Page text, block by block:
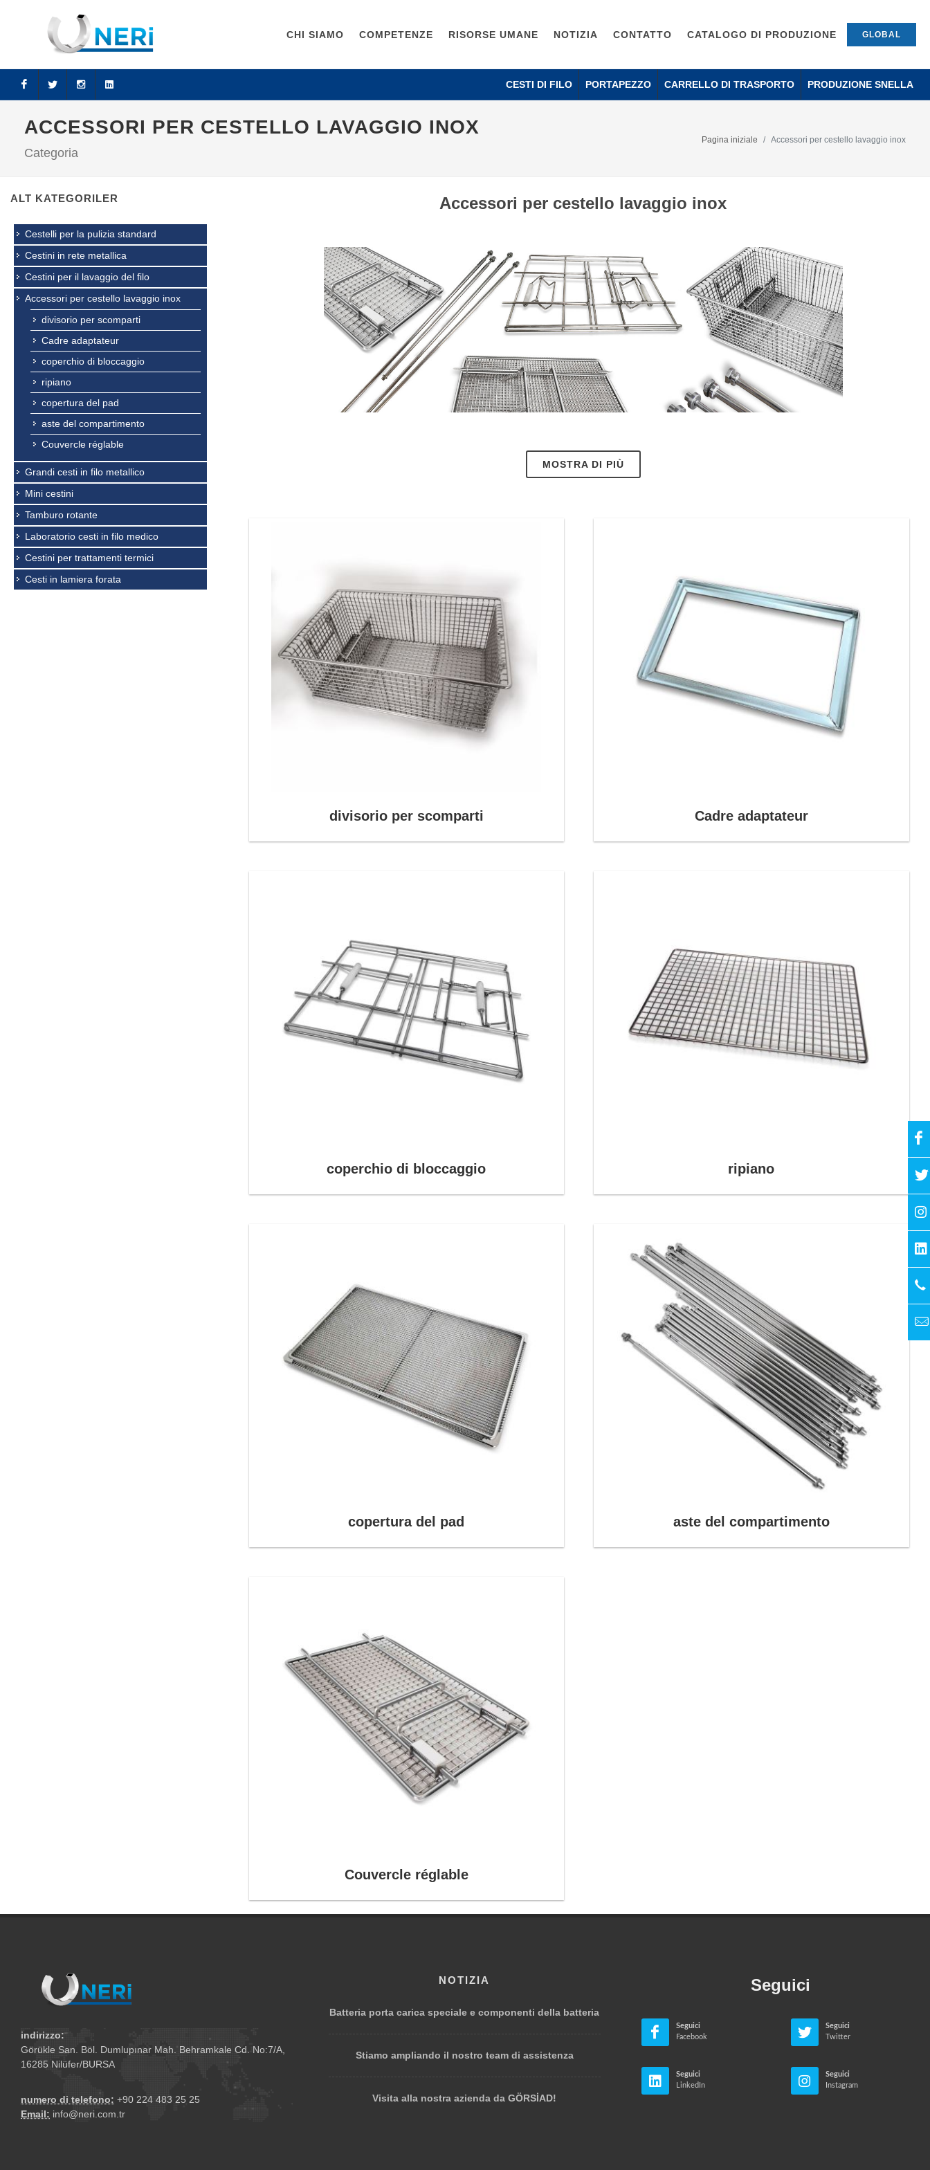
CHI SIAMO COMPETENZE RISORSE UMANE NOTIZIA CONTATTO CATALOGO DI PRODUZIONE GLOBAL
CESTI DI FILO PORTAPEZZO CARRELLO DI TRASPORTO PRODUZIONE SNELLA
ACCESSORI PER CESTELLO LAVAGGIO INOX
Categoria
Pagina iniziale Accessori per cestello lavaggio inox
Accessori per cestello lavaggio inox
MOSTRA DI PIÙ
divisorio per scomparti Cadre adaptateur
coperchio di bloccaggio ripiano
copertura del pad aste del compartimento
Couvercle réglable
ALT KATEGORILER
Cestelli per la pulizia standard
Cestini in rete metallica
Cestini per il lavaggio del filo
Accessori per cestello lavaggio inox
divisorio per scomparti
Cadre adaptateur
coperchio di bloccaggio
ripiano
copertura del pad
aste del compartimento
Couvercle réglable
Grandi cesti in filo metallico
Mini cestini
Tamburo rotante
Laboratorio cesti in filo medico
Cestini per trattamenti termici
Cesti in lamiera forata
indirizzo:
Görükle San. Böl. Dumlupınar Mah. Behramkale Cd. No:7/A,
16285 Nilüfer/BURSA
numero di telefono: +90 224 483 25 25
Email: info@neri.com.tr
NOTIZIA
Batteria porta carica speciale e componenti della batteria
Stiamo ampliando il nostro team di assistenza
Visita alla nostra azienda da GÖRSİAD!
Seguici
Seguici
Facebook
Seguici
Twitter
Seguici
LinkedIn
Seguici
Instagram